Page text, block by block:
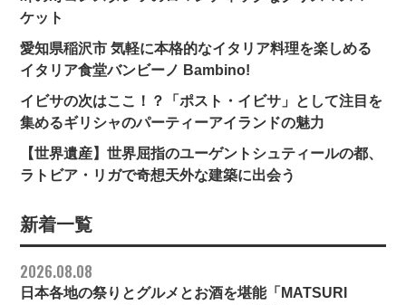
ケット
愛知県稲沢市 気軽に本格的なイタリア料理を楽しめる
イタリア食堂バンビーノ Bambino!
イビサの次はここ！？「ポスト・イビサ」として注目を
集めるギリシャのパーティーアイランドの魅力
【世界遺産】世界屈指のユーゲントシュティールの都、
ラトビア・リガで奇想天外な建築に出会う
新着一覧
2026.08.08
日本各地の祭りとグルメとお酒を堪能「MATSURI